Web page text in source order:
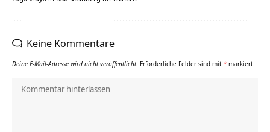
Keine Kommentare
Deine E-Mail-Adresse wird nicht veröffentlicht. Erforderliche Felder sind mit * markiert.